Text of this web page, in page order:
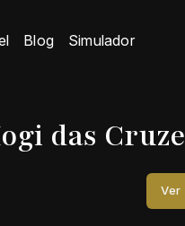
Simulador
Blog
das
Ver